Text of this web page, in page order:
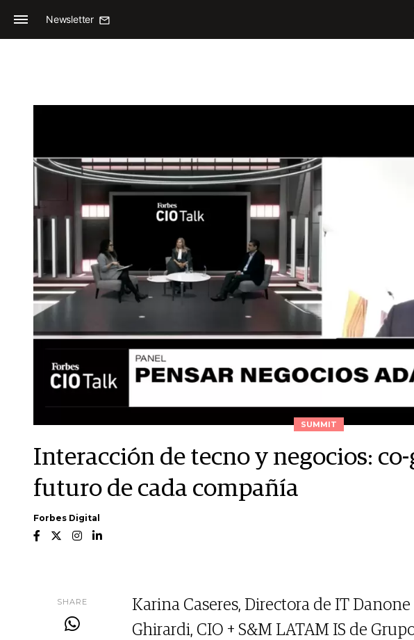
Newsletter
SUMMIT
Interacción de tecno y negocios:
futuro de cada compañía
Forbes Digital
SHARE
Karina Caseres, Directora de IT
Ghirardi, CIO + S&M LATAM IS de